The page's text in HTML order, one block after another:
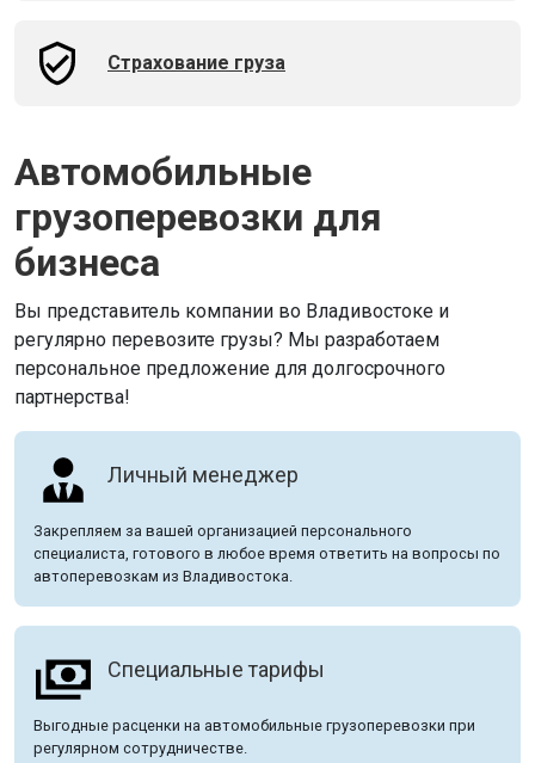
Страхование груза
Автомобильные
грузоперевозки для
бизнеса
Вы представитель компании во Владивостоке и
регулярно перевозите грузы? Мы разработаем
персональное предложение для долгосрочного
партнерства!
Личный менеджер
Закрепляем за вашей организацией персонального
специалиста, готового в любое время ответить на вопросы по
автоперевозкам из Владивостока.
Специальные тарифы
Выгодные расценки на автомобильные грузоперевозки при
регулярном сотрудничестве.